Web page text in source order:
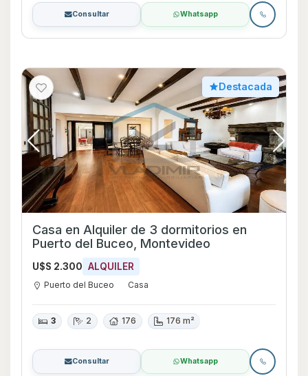
Consultar Whatsapp
Destacada
Casa en Alquiler de 3 dormitorios en
Puerto del Buceo, Montevideo
U$S 2.300 ALQUILER
Puerto del Buceo Casa
3 2 176 176 m²
Consultar Whatsapp